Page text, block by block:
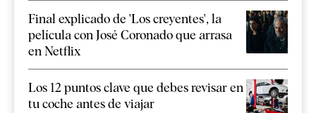
Final explicado de 'Los creyentes', la
película con José Coronado que arrasa
en Netflix
Los 12 puntos clave que debes revisar en
tu coche antes de viajar